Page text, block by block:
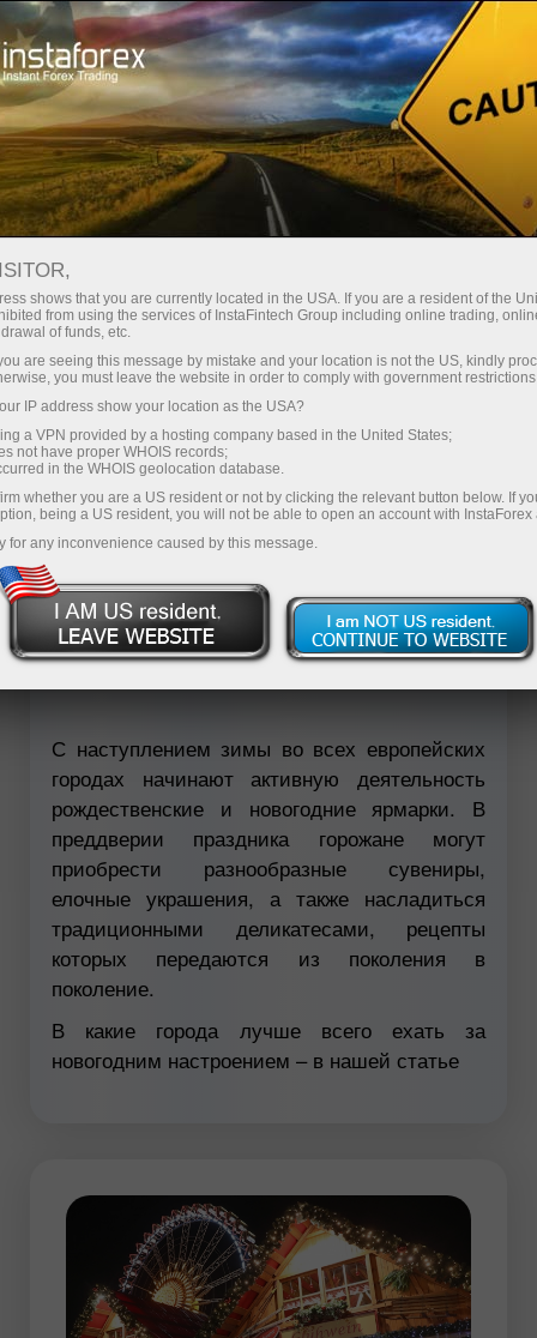
Трейдерлар учун
Форекс аналитика
Фотоянгиликлар
10:57 2016-12-09
САМЫЕ ЯРКИЕ
РОЖДЕСТВЕНСКИЕ ЯРМАРКИ
ЕВРОПЫ
Савдо ҳисоб-варағини очиш
Демо-ҳисоб-варағини очиш
С наступлением зимы во всех европейских
городах начинают активную деятельность
рождественские и новогодние ярмарки. В
преддверии праздника горожане могут
приобрести разнообразные сувениры,
елочные украшения, а также насладиться
традиционными деликатесами, рецепты
которых передаются из поколения в
поколение.
В какие города лучше всего ехать за
новогодним настроением – в нашей статье
shows that you are currently located in the USA. If you are a resident of the
from using the services of InstaFintech Group including online trading,
of funds, etc.
are seeing this message by mistake and your location is not the US, kindly
you must leave the website in order to comply with government
IP address show your location as the USA?
a VPN provided by a hosting company based in the United States;
not have proper WHOIS records;
in the WHOIS geolocation database.
whether you are a US resident or not by clicking the relevant button below. If
being a US resident, you will not be able to open an account with InstaForex
for any inconvenience caused by this message.